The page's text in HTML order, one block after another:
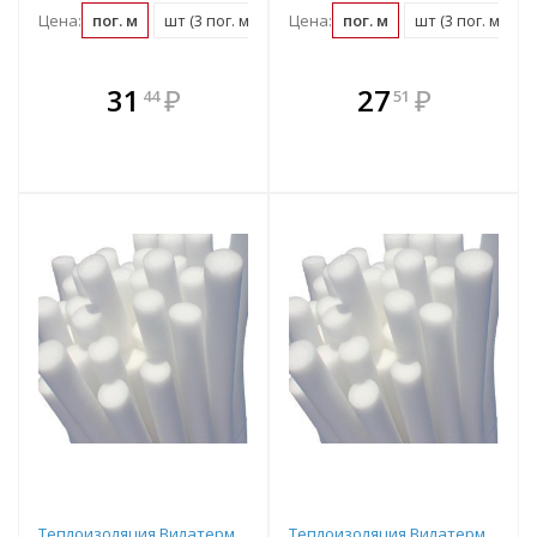
Цена: пог. м шт (3 пог. м) упаковка (90 пог. м)
31 44 ₽
В комплекте
всегда выгоднее!
Цена: пог. м шт (3 пог. м)
В комплекте
всегда выгоднее!
2751 ₽